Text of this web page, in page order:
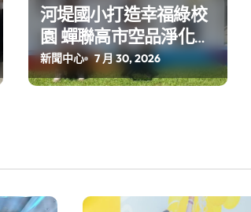
河堤國小打造幸福綠校
園 蟬聯高市空品淨化區
小型基地組第一名
新聞中心 7 月 30, 2026